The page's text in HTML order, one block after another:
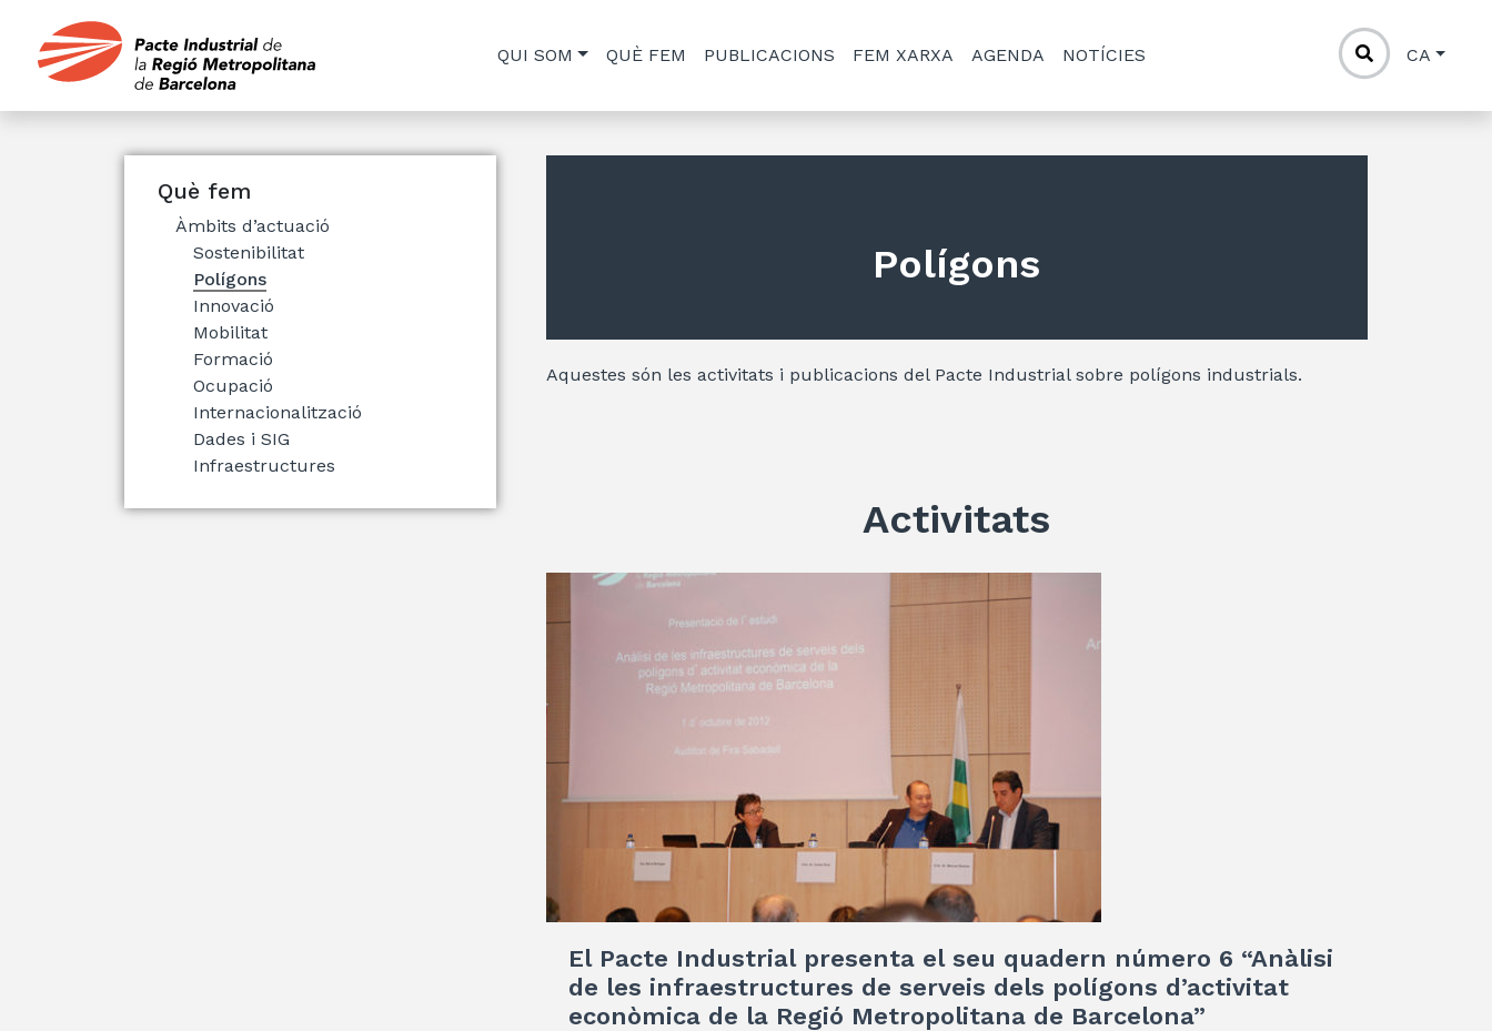
QUI SOM QUÈ FEM PUBLICACIONS FEM XARXA AGENDA NOTÍCIES CA
Què fem
Àmbits d’actuació
Sostenibilitat
Polígons
Innovació
Mobilitat
Formació
Ocupació
Internacionalització
Dades i SIG
Infraestructures
Polígons
Aquestes són les activitats i publicacions del Pacte Industrial sobre polígons industrials.
Activitats
El Pacte Industrial presenta el seu quadern número 6 “Anàlisi
de les infraestructures de serveis dels polígons d’activitat
econòmica de la Regió Metropolitana de Barcelona”